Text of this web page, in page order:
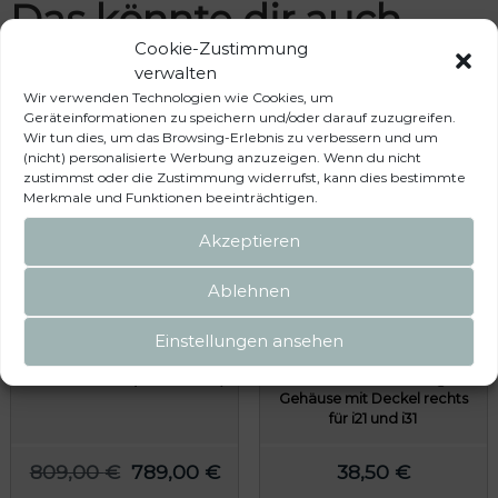
Cookie-Zustimmung
verwalten
Wir verwenden Technologien wie Cookies, um
Geräteinformationen zu speichern und/oder darauf zuzugreifen.
Wir tun dies, um das Browsing-Erlebnis zu verbessern und um
(nicht) personalisierte Werbung anzuzeigen. Wenn du nicht
zustimmst oder die Zustimmung widerrufst, kann dies bestimmte
Merkmale und Funktionen beeinträchtigen.
Akzeptieren
Ablehnen
Einstellungen ansehen
Das könnte dir auch
gefallen …
809,00€ U
789,00 €A
Gehäuse mit Deckel rechts
für i21 und i31
38,50 €